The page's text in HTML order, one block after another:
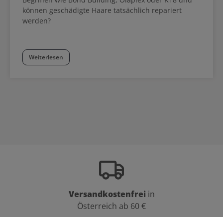
können geschädigte Haare tatsächlich repariert
werden?
Weiterlesen
Versandkostenfrei in
Österreich ab 60 €